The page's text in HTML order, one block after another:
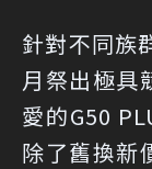
針對不同族
月祭出極具
愛的G50
除了舊換新